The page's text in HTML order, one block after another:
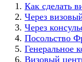
Как сделать
Через
Через
Посольство
Генеральное
Визовый